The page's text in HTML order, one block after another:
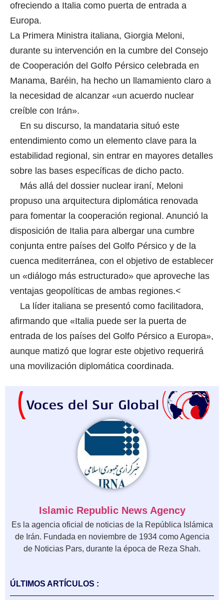
ofreciendo a Italia como puerta de entrada a
Europa.
La Primera Ministra italiana, Giorgia Meloni,
durante su intervención en la cumbre del Consejo
de Cooperación del Golfo Pérsico celebrada en
Manama, Baréin, ha hecho un llamamiento claro a
la necesidad de alcanzar «un acuerdo nuclear
creíble con Irán».
En su discurso, la mandataria situó este
entendimiento como un elemento clave para la
estabilidad regional, sin entrar en mayores detalles
sobre las bases específicas de dicho pacto.
Más allá del dossier nuclear iraní, Meloni
propuso una arquitectura diplomática renovada
para fomentar la cooperación regional. Anunció la
disposición de Italia para albergar una cumbre
conjunta entre países del Golfo Pérsico y de la
cuenca mediterránea, con el objetivo de establecer
un «diálogo más estructurado» que aproveche las
ventajas geopolíticas de ambas regiones.<
La líder italiana se presentó como facilitadora,
afirmando que «Italia puede ser la puerta de
entrada de los países del Golfo Pérsico a Europa»,
aunque matizó que lograr este objetivo requerirá
una movilización diplomática coordinada.
Islamic Republic News Agency
Es la agencia oficial de noticias de la República Islámica
de Irán. Fundada en noviembre de 1934 como Agencia
de Noticias Pars, durante la época de Reza Shah.
ÚLTIMOS ARTÍCULOS :